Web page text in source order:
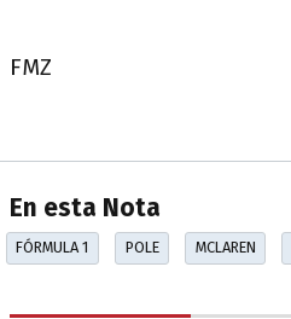
FMZ
En esta Nota
FÓRMULA 1 POLE MCLAREN